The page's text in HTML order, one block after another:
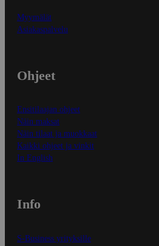
Myymälät
Asiakaspalvelu
Ohjeet
Ensitilaajan ohjeet
Näin maksat
Näin tilaat ja muokkaat
Kaikki ohjeet ja vinkit
In English
Info
S-Business yrityksille